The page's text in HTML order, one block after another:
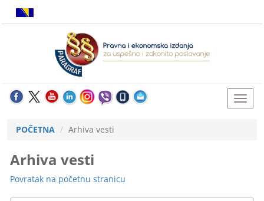
POČETNA Arhiva vesti
Arhiva vesti
Povratak na početnu stranicu